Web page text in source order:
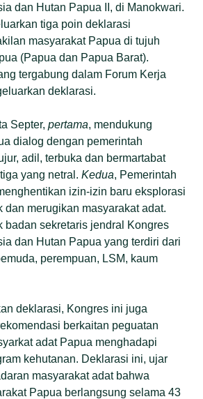
dan Hutan Papua II, di Manokwari.
tiga poin deklarasi
masyarakat Papua di tujuh
(Papua dan Papua Barat).
tergabung dalam Forum Kerja
deklarasi.
Septer,pertama, mendukung
dialog dengan pemerintah
adil, terbuka dan bermartabat
yang netral.Kedua, Pemerintah
izin-izin baru eksplorasi
dan merugikan masyarakat adat.
badan sekretaris jendral Kongres
dan Hutan Papua yang terdiri dari
perempuan, LSM, kaum
deklarasi, Kongres ini juga
berkaitan peguatan
adat Papua menghadapi
kehutanan. Deklarasi ini, ujar
masyarakat adat bahwa
Papua berlangsung selama 43